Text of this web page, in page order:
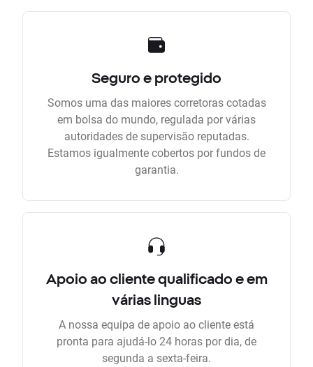
Seguro e protegido
Somos uma das maiores corretoras cotadas
em bolsa do mundo, regulada por várias
autoridades de supervisão reputadas.
Estamos igualmente cobertos por fundos de
garantia.
Apoio ao cliente qualificado e em
várias linguas
A nossa equipa de apoio ao cliente está
pronta para ajudá-lo 24 horas por dia, de
segunda a sexta-feira.